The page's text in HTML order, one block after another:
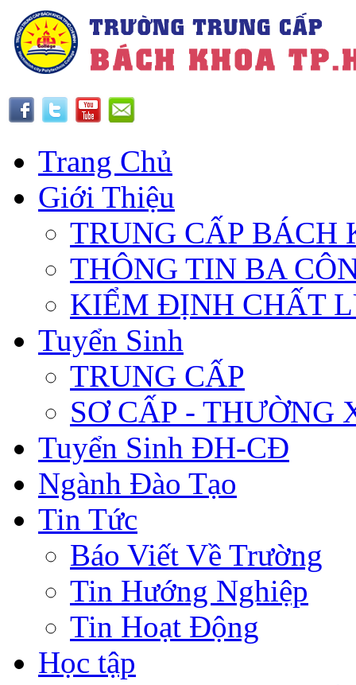
Trang Chủ
Giới Thiệu
TRUNG CẤP BÁCH
THÔNG TIN BA
KIỂM ĐỊNH CHẤT
Tuyển Sinh
TRUNG CẤP
SƠ CẤP - THƯỜNG
Tuyển Sinh ĐH-CĐ
Ngành Đào Tạo
Tin Tức
Báo Viết Về Trường
Tin Hướng Nghiệp
Tin Hoạt Động
Học tập